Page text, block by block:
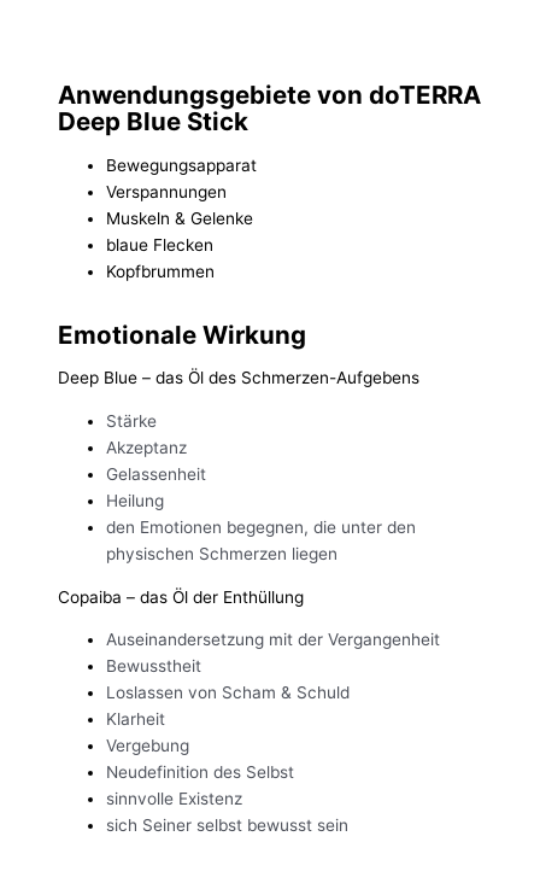
Anwendungsgebiete von doTERRA
Deep Blue Stick
Bewegungsapparat
Verspannungen
Muskeln & Gelenke
blaue Flecken
Kopfbrummen
Emotionale Wirkung
Deep Blue – das Öl des Schmerzen-Aufgebens
Stärke
Akzeptanz
Gelassenheit
Heilung
den Emotionen begegnen, die unter den
physischen Schmerzen liegen
Copaiba – das Öl der Enthüllung
Auseinandersetzung mit der Vergangenheit
Bewusstheit
Loslassen von Scham & Schuld
Klarheit
Vergebung
Neudefinition des Selbst
sinnvolle Existenz
sich Seiner selbst bewusst sein